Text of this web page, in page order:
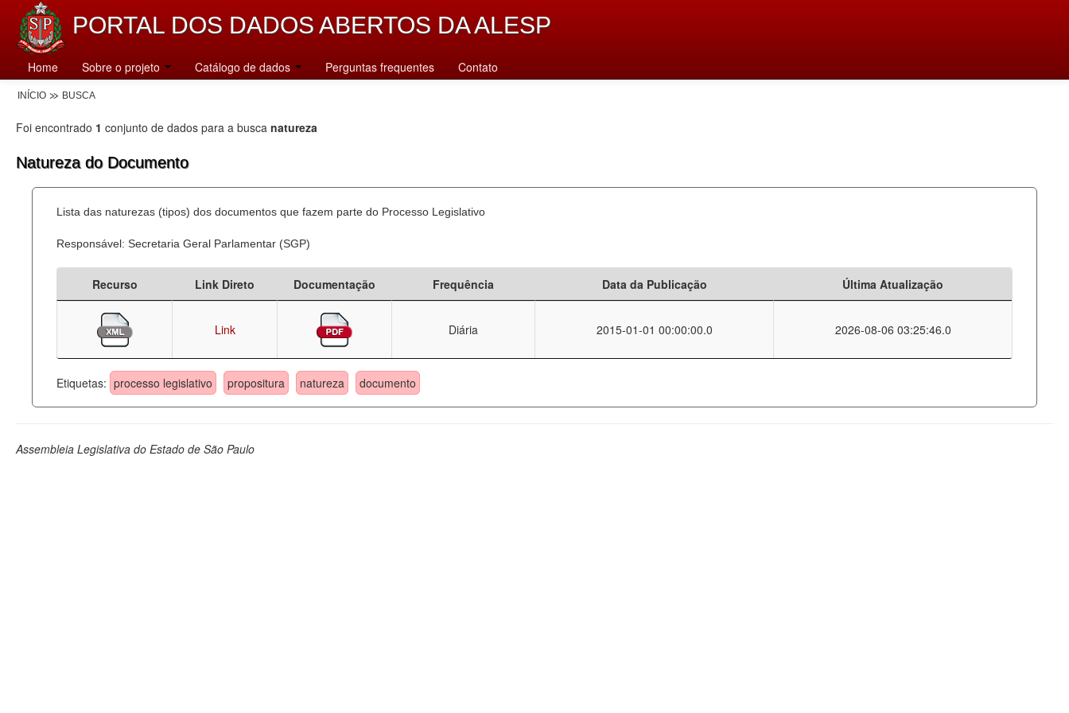
PORTAL DOS DADOS ABERTOS DA ALESP
Home Sobre o projeto Catálogo de dados Perguntas frequentes Contato
INÍCIO BUSCA
Foi encontrado 1 conjunto de dados para a busca natureza
Natureza do Documento
Lista das naturezas (tipos) dos documentos que fazem parte do Processo Legislativo
Responsável: Secretaria Geral Parlamentar (SGP)
Recurso Link Direto Documentação Frequência Data da Publicação Última Atualização
Link Diária 2015-01-01 00:00:00.0 2026-08-06 03:25:46.0
Etiquetas: processo legislativo propositura natureza documento
Assembleia Legislativa do Estado de São Paulo